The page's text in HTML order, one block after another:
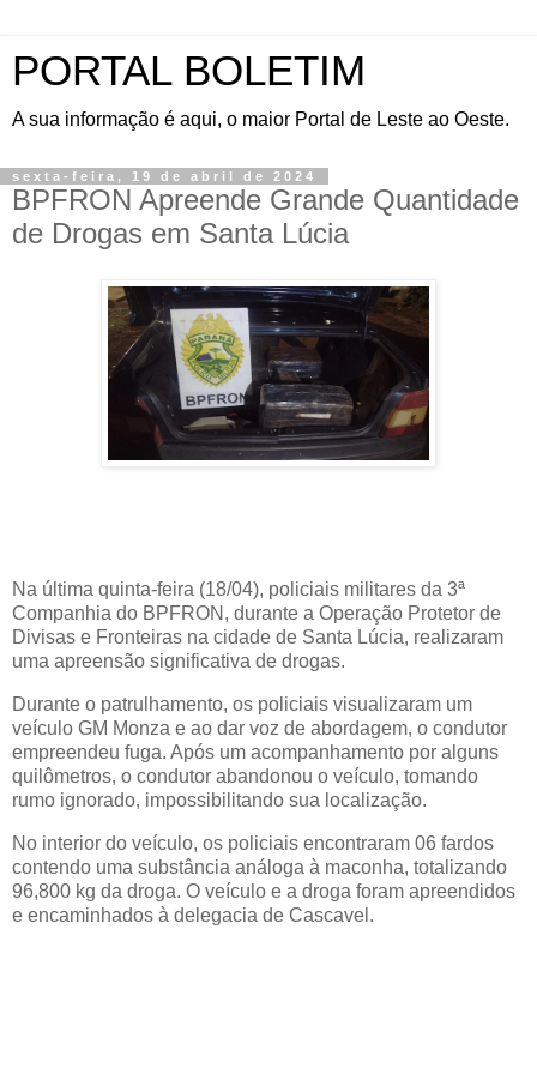
PORTAL BOLETIM
A sua informação é aqui, o maior Portal de Leste ao Oeste.
sexta-feira, 19 de abril de 2024
BPFRON Apreende Grande Quantidade
de Drogas em Santa Lúcia
Na última quinta-feira (18/04), policiais militares da 3ª
Companhia do BPFRON, durante a Operação Protetor de
Divisas e Fronteiras na cidade de Santa Lúcia, realizaram
uma apreensão significativa de drogas.
Durante o patrulhamento, os policiais visualizaram um
veículo GM Monza e ao dar voz de abordagem, o condutor
empreendeu fuga. Após um acompanhamento por alguns
quilômetros, o condutor abandonou o veículo, tomando
rumo ignorado, impossibilitando sua localização.
No interior do veículo, os policiais encontraram 06 fardos
contendo uma substância análoga à maconha, totalizando
96,800 kg da droga. O veículo e a droga foram apreendidos
e encaminhados à delegacia de Cascavel.